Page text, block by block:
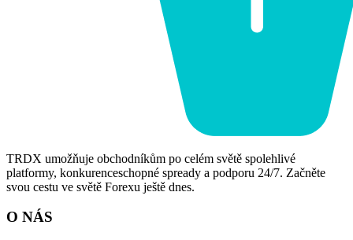
TRDX umožňuje obchodníkům po celém světě spolehlivé
platformy, konkurenceschopné spready a podporu 24/7. Začněte
svou cestu ve světě Forexu ještě dnes.
O NÁS